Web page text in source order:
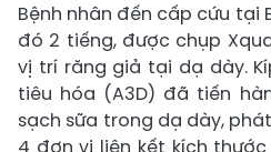
Bệnh nhân đến cấp cứu tại
đó 2 tiếng, được chụp
vị trí răng giả tại dạ dày.
tiêu hóa (A3D) đã tiến
sạch sữa trong dạ dày,